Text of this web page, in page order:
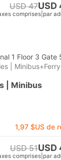
USD 47USD
comprises par
1 Floor 3 Gate
| Minibus+Ferry
| Minibus
1,97 $US de
USD 51USD
comprises par